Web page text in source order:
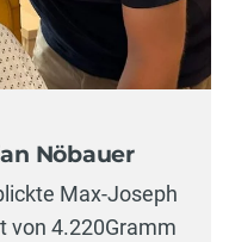
Nöbauer
Max-Joseph
von 4.220Gramm